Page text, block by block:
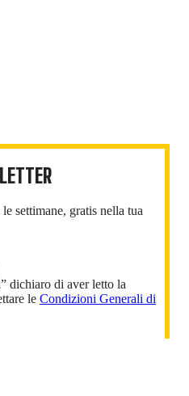
settimane, gratis nella tua
dichiaro di aver letto la
le Condizioni Generali di